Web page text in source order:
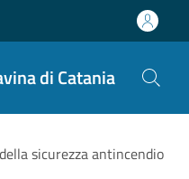
di Catania
sicurezza antincendio